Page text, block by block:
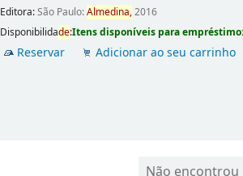
Editora:São Paulo:Almedina,2016
Disponibilidade:Itens disponíveis para empréstimo:
Reservar Adicionar ao seu carrinho